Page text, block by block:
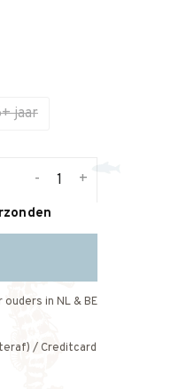
jaar
+
-
in NL & BE
/ Creditcard